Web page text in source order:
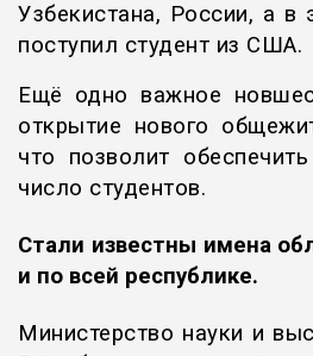
Узбекистана, России, а в
поступил студент из США.
Ещё одно важное
открытие нового
что позволит
число студентов.
Стали известны имена
и по всей республике.
Министерство науки и